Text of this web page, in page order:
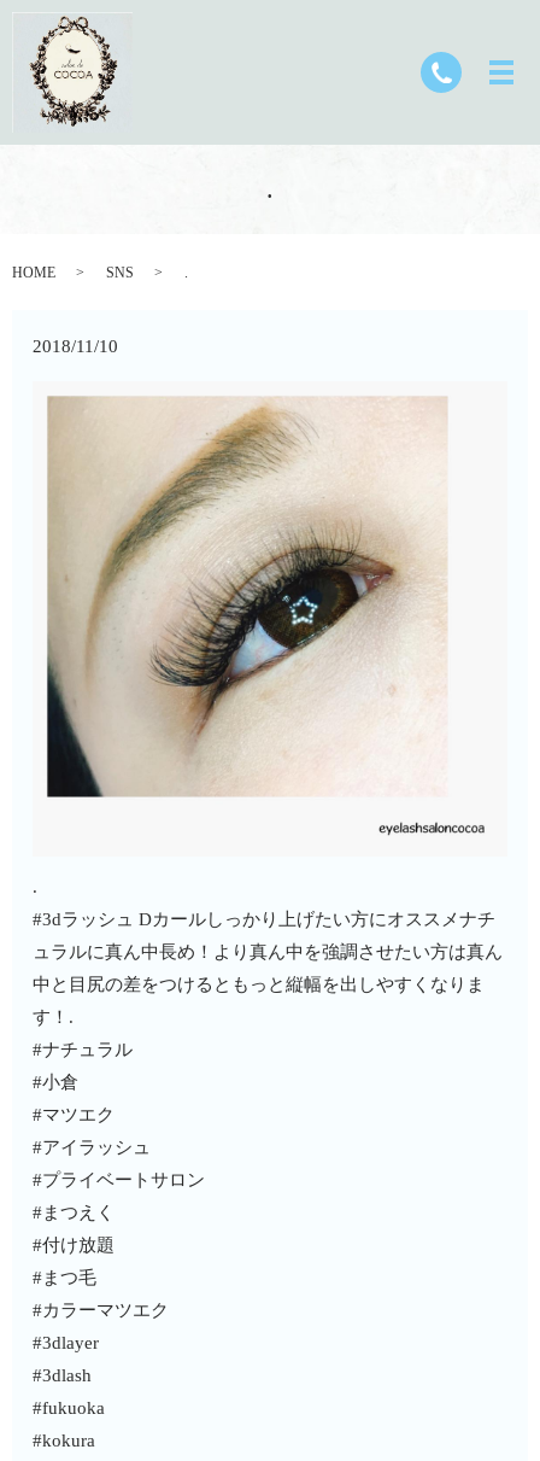
.
HOME SNS .
2018/11/10
.
#3dラッシュ Dカールしっかり上げたい方にオススメ️ナチ
ュラルに真ん中長め！より真ん中を強調させたい方は真ん
中と目尻の差をつけるともっと縦幅を出しやすくなりま
す！.
#ナチュラル
#小倉
#マツエク
#アイラッシュ
#プライベートサロン
#まつえく
#付け放題
#まつ毛
#カラーマツエク
#3dlayer
#3dlash
#fukuoka
#kokura